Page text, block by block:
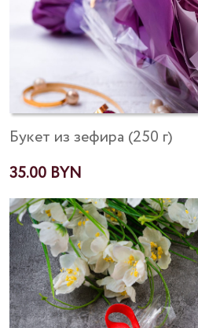
Букет из зефира (250 г)
35.00